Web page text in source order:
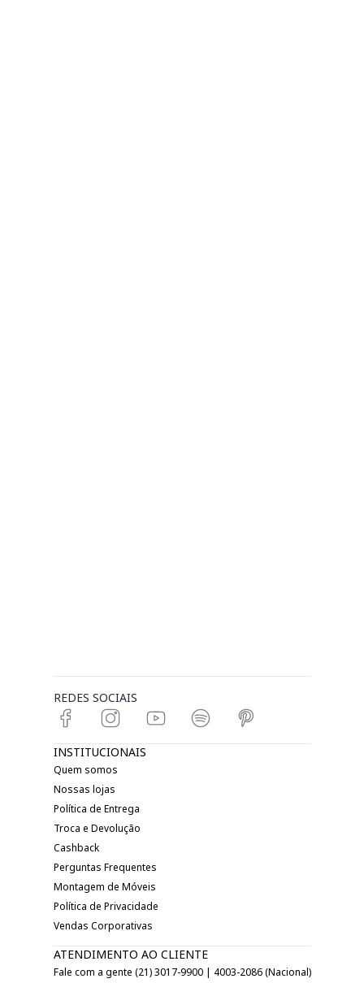
REDES SOCIAIS
INSTITUCIONAIS
Quem somos
Nossas lojas
Política de Entrega
Troca e Devolução
Cashback
Perguntas Frequentes
Montagem de Móveis
Política de Privacidade
Vendas Corporativas
ATENDIMENTO AO CLIENTE
Fale com a gente (21) 3017-9900 | 4003-2086 (Nacional)